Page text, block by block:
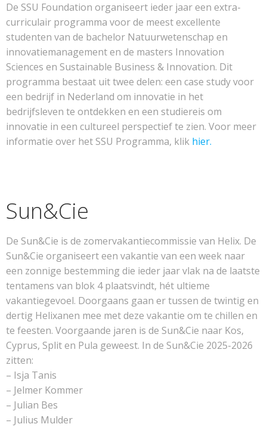
De SSU Foundation organiseert ieder jaar een extra-
curriculair programma voor de meest excellente
studenten van de bachelor Natuurwetenschap en
innovatiemanagement en de masters Innovation
Sciences en Sustainable Business & Innovation. Dit
programma bestaat uit twee delen: een case study voor
een bedrijf in Nederland om innovatie in het
bedrijfsleven te ontdekken en een studiereis om
innovatie in een cultureel perspectief te zien. Voor meer
informatie over het SSU Programma, klik hier.
Sun&Cie
De Sun&Cie is de zomervakantiecommissie van Helix. De
Sun&Cie organiseert een vakantie van een week naar
een zonnige bestemming die ieder jaar vlak na de laatste
tentamens van blok 4 plaatsvindt, hét ultieme
vakantiegevoel. Doorgaans gaan er tussen de twintig en
dertig Helixanen mee met deze vakantie om te chillen en
te feesten. Voorgaande jaren is de Sun&Cie naar Kos,
Cyprus, Split en Pula geweest. In de Sun&Cie 2025-2026
zitten:
– Isja Tanis
– Jelmer Kommer
– Julian Bes
– Julius Mulder